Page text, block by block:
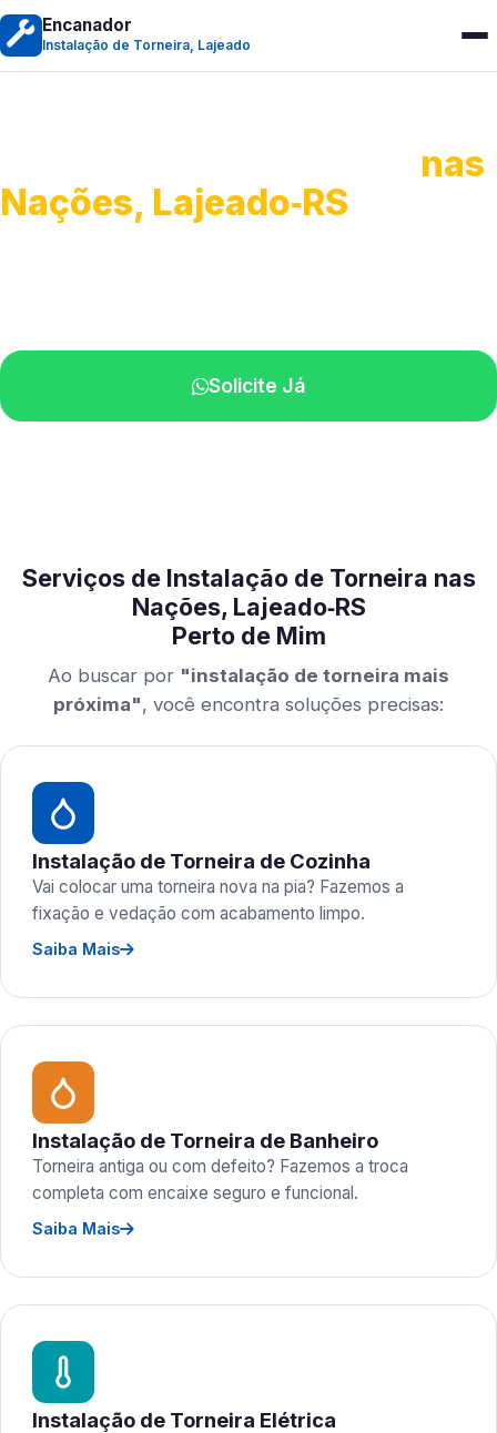
Encanador
Instalação de Torneira, Lajeado
nas
Nações, Lajeado‑RS
Solicite Já
Serviços de Instalação de Torneira nas
Nações, Lajeado‑RS
Perto de Mim
Ao buscar por "instalação de torneira mais
próxima", você encontra soluções precisas:
Instalação de Torneira de Cozinha
Vai colocar uma torneira nova na pia? Fazemos a
fixação e vedação com acabamento limpo.
Saiba Mais
Instalação de Torneira de Banheiro
Torneira antiga ou com defeito? Fazemos a troca
completa com encaixe seguro e funcional.
Saiba Mais
Instalação de Torneira Elétrica